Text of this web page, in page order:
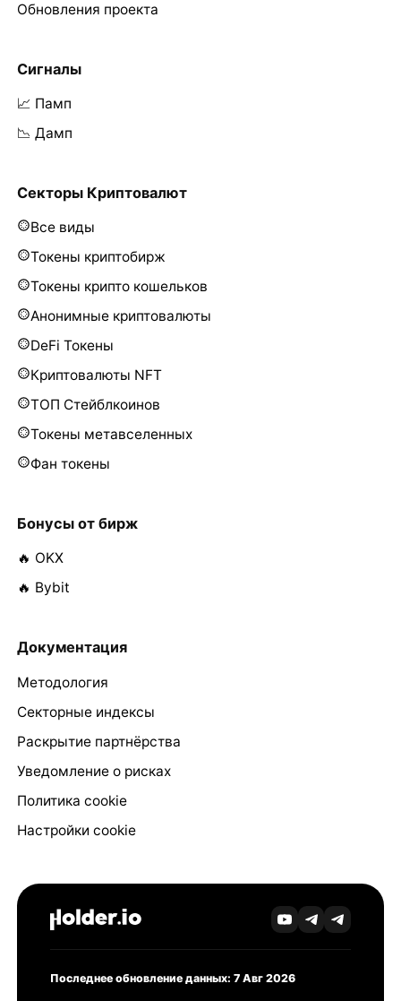
Обновления проекта
Сигналы
📈 Памп
📉 Дамп
Секторы Криптовалют
Все виды
Токены криптобирж
Токены крипто кошельков
Анонимные криптовалюты
DeFi Токены
Криптовалюты NFT
ТОП Стейблкоинов
Токены метавселенных
Фан токены
Бонусы от бирж
🔥 OKX
🔥 Bybit
Документация
Методология
Секторные индексы
Раскрытие партнёрства
Уведомление о рисках
Политика cookie
Настройки cookie
Последнее обновление данных: 7 Авг 2026